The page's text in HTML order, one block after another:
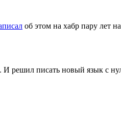
об этом на хабр пару лет
решил писать новый язык с